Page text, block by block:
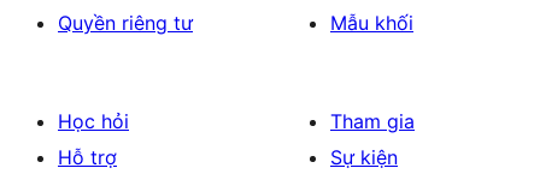
Quyền riêng tư
Mẫu khối
Học hỏi
Hỗ trợ
Tham gia
Sự kiện